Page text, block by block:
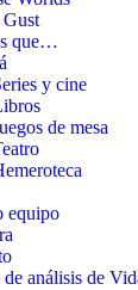
que…
y cine
de mesa
equipo
análisis de